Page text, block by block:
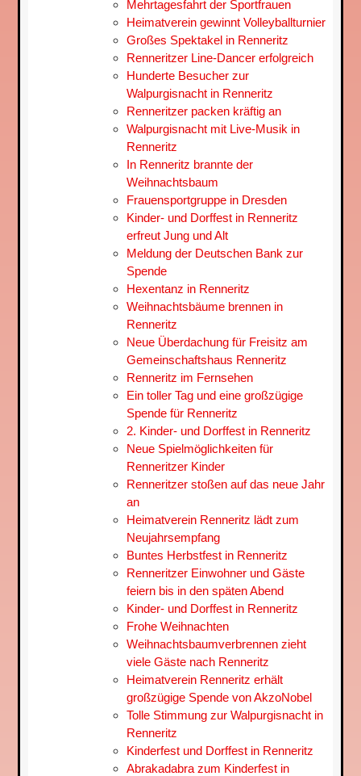
Mehrtagesfahrt der Sportfrauen
Heimatverein gewinnt Volleyballturnier
Großes Spektakel in Renneritz
Renneritzer Line-Dancer erfolgreich
Hunderte Besucher zur
Walpurgisnacht in Renneritz
Renneritzer packen kräftig an
Walpurgisnacht mit Live-Musik in
Renneritz
In Renneritz brannte der
Weihnachtsbaum
Frauensportgruppe in Dresden
Kinder- und Dorffest in Renneritz
erfreut Jung und Alt
Meldung der Deutschen Bank zur
Spende
Hexentanz in Renneritz
Weihnachtsbäume brennen in
Renneritz
Neue Überdachung für Freisitz am
Gemeinschaftshaus Renneritz
Renneritz im Fernsehen
Ein toller Tag und eine großzügige
Spende für Renneritz
2. Kinder- und Dorffest in Renneritz
Neue Spielmöglichkeiten für
Renneritzer Kinder
Renneritzer stoßen auf das neue Jahr
an
Heimatverein Renneritz lädt zum
Neujahrsempfang
Buntes Herbstfest in Renneritz
Renneritzer Einwohner und Gäste
feiern bis in den späten Abend
Kinder- und Dorffest in Renneritz
Frohe Weihnachten
Weihnachtsbaum­verbrennen zieht
viele Gäste nach Renneritz
Heimatverein Renneritz erhält
großzügige Spende von AkzoNobel
Tolle Stimmung zur Walpurgisnacht in
Renneritz
Kinderfest und Dorffest in Renneritz
Abrakadabra zum Kinderfest in